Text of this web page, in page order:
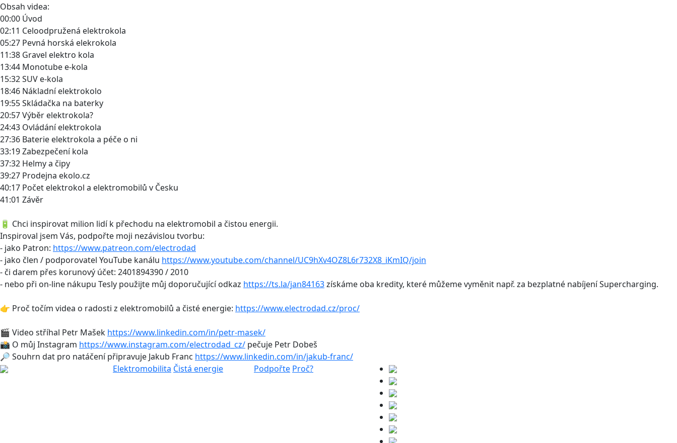
Obsah videa:
00:00 Úvod
02:11 Celoodpružená elektrokola
05:27 Pevná horská elekrokola
11:38 Gravel elektro kola
13:44 Monotube e-kola
15:32 SUV e-kola
18:46 Nákladní elektrokolo
19:55 Skládačka na baterky
20:57 Výběr elektrokola?
24:43 Ovládání elektrokola
27:36 Baterie elektrokola a péče o ni
33:19 Zabezpečení kola
37:32 Helmy a čipy
39:27 Prodejna ekolo.cz
40:17 Počet elektrokol a elektromobilů v Česku
41:01 Závěr
🔋 Chci inspirovat milion lidí k přechodu na elektromobil a čistou energii.
Inspiroval jsem Vás, podpořte moji nezávislou tvorbu:
- jako Patron: https://www.patreon.com/electrodad
- jako člen / podporovatel YouTube kanálu https://www.youtube.com/channel/UC9hXv4OZ8L6r732X8_iKmIQ/join
- či darem přes korunový účet: 2401894390 / 2010
- nebo při on-line nákupu Tesly použijte můj doporučující odkaz https://ts.la/jan84163získáme oba kredity, které můžeme vyměnit např. za bezplatné nabíjení Supercharging.
👉 Proč točím videa o radosti z elektromobilů a čisté energie: https://www.electrodad.cz/proc/
🎬 Video stříhal Petr Mašek https://www.linkedin.com/in/petr-masek/
📸 O můj Instagram https://www.instagram.com/electrodad_cz/ pečuje Petr Dobeš
🔎 Souhrn dat pro natáčení připravuje Jakub Franc https://www.linkedin.com/in/jakub-franc/
Elektromobilita Čistá energie Podpořte Proč?